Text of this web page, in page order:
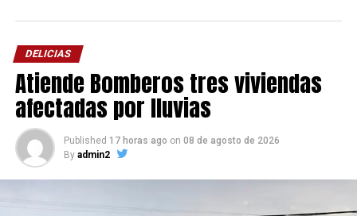
DELICIAS
Atiende Bomberos tres viviendas
afectadas por lluvias
Published 17 horas ago on 08 de agosto de 2026
By admin2